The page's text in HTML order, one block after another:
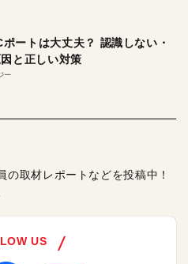
ートは大丈夫？ 認識しない・
と正しい対策
ー
取材レポートなどを投稿中！
US